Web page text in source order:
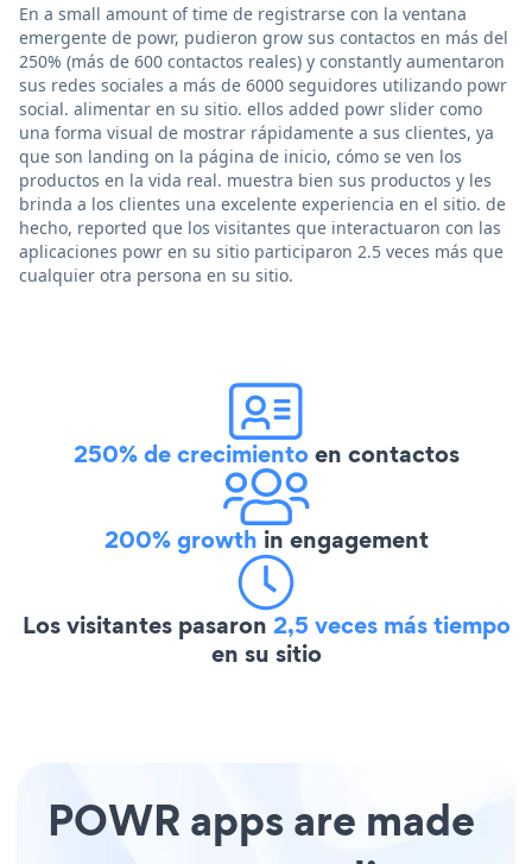
En a small amount of time de registrarse con la ventana
emergente de powr, pudieron grow sus contactos en más del
250% (más de 600 contactos reales) y constantly aumentaron
sus redes sociales a más de 6000 seguidores utilizando powr
social. alimentar en su sitio. ellos added powr slider como
una forma visual de mostrar rápidamente a sus clientes, ya
que son landing on la página de inicio, cómo se ven los
productos en la vida real. muestra bien sus productos y les
brinda a los clientes una excelente experiencia en el sitio. de
hecho, reported que los visitantes que interactuaron con las
aplicaciones powr en su sitio participaron 2.5 veces más que
cualquier otra persona en su sitio.
250% de crecimientoen contactos
200% growth in engagement
Los visitantes pasaron 2,5 veces más tiempo
en su sitio
POWR apps are made